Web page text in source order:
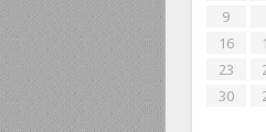
9
16
23
30